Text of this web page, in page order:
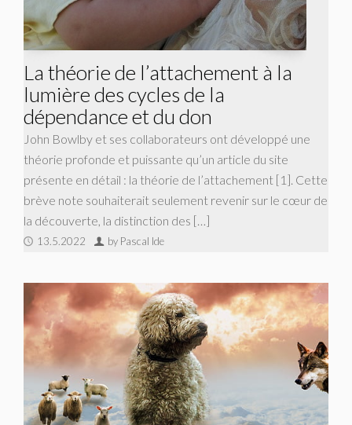
La théorie de l’attachement à la
lumière des cycles de la
dépendance et du don
John Bowlby et ses collaborateurs ont développé une
théorie profonde et puissante qu’un article du site
présente en détail : la théorie de l’attachement [1]. Cette
brève note souhaiterait seulement revenir sur le cœur de
la découverte, la distinction des […]
13.5.2022 by Pascal Ide